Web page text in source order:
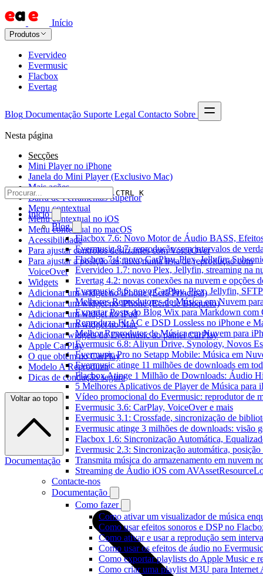
Início
Produtos
Evervideo
Evermusic
Flacbox
Evertag
Blog Documentação Suporte Legal Contacto Sobre
CTRL K
Início
Blog
Flacbox 7.6: Novo Motor de Áudio BASS,
Evermusic 8.7: reprodução sem intervalos de
Flacbox 7.4: novo CarPlay, Plex, Jellyfin,
Evervideo 1.7: novo Plex, Jellyfin, streaming na
Evertag 4.2: novas conexões na nuvem e opções
Evermusic 8.6: novo CarPlay, Plex, Jellyfin,
Melhores Reprodutores de Música em Nuvem
Exportar Posts do Blog Wix para Markdown com
Reproduza FLAC e DSD Lossless no iPhone e
Melhor Reprodutor de Música em Nuvem para
Evermusic 6.8: Aliyun Drive, Synology, Novos
Evermusic Pro no Setapp Mobile: Música em
Evermusic atinge 11 milhões de downloads em
Flacbox Atinge 1 Milhão de Downloads: Áudio
5 Melhores Aplicativos de Player de Música para
Vídeo promocional do Evermusic: reprodutor de
Evermusic 3.6: CarPlay, VoiceOver e mais
Evermusic 3.1: Crossfade, sincronização de
Evermusic atinge 3 milhões de downloads: visão
Flacbox 1.6: Sincronização Automática,
Evermusic 2.3: Sincronização automática, posição
Transmita música do armazenamento em nuvem
Streaming de Áudio iOS com
Contacte-nos
Documentação
Como fazer
Como ativar um visualizador de música
Como usar efeitos sonoros e DSP no
Como ativar e usar a reprodução sem
Como usar os efeitos de áudio no
Como exportar playlists do Apple Music e
Como criar uma playlist M3U para
Nesta página
Secções
Mini Player no iPhone
Janela do Mini Player (Exclusivo Mac)
Mais ações
Barra de Ferramentas Superior
Menu contextual
Menu contextual no iOS
Menu contextual no macOS
Acessibilidade
Para ajustar controlos deslizantes com VoiceOver
Para ajustar a posição da faixa numa lista de reprodução com
VoiceOver
Widgets
Adicionar um widget no iPhone (Ecrã Principal)
Adicionar um widget no iPhone (Ecrã de Bloqueio)
Adicionar um widget no iPad
Adicionar um widget no Mac
Adicionar widgets do Evermusic ao painel CarPlay
Apple CarPlay
O que obtém no CarPlay
Modelo A Reproduzir
Dicas de condução segura
Voltar ao topo
Documentação